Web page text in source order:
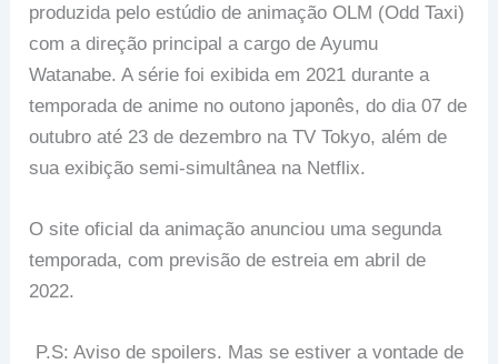
produzida pelo estúdio de animação OLM (Odd Taxi)
com a direção principal a cargo de Ayumu
Watanabe. A série foi exibida em 2021 durante a
temporada de anime no outono japonês, do dia 07 de
outubro até 23 de dezembro na TV Tokyo, além de
sua exibição semi-simultânea na Netflix.
O site oficial da animação anunciou uma segunda
temporada, com previsão de estreia em abril de
2022.
P.S: Aviso de spoilers. Mas se estiver a vontade de